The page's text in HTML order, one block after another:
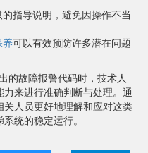
指导说明，避免因操作不当
养可以有效预防许多潜在问题
的故障报警代码时，技术人
来进行准确判断与处理。通
人员更好地理解和应对这类
统的稳定运行。